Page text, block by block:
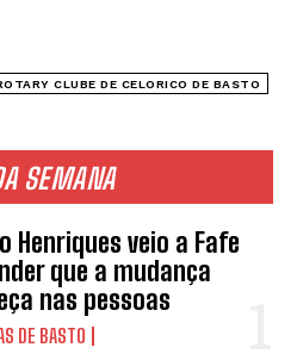
SEMANA
Henriques veio a Fafe
que a mudança
nas pessoas
DE BASTO
CLUBE DE CELORICO DE BASTO